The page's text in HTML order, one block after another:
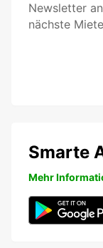
Newsletter
nächste
Smarte
Mehr